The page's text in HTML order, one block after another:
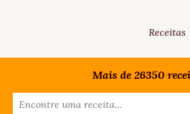
Receitas
Mais de 26350